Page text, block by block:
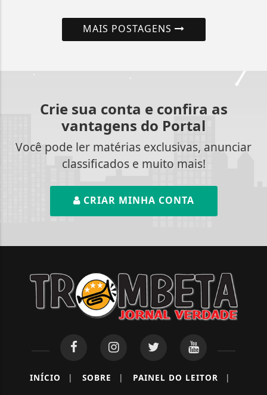
MAIS POSTAGENS
Crie sua conta e confira as
vantagens do Portal
Você pode ler matérias exclusivas, anunciar
classificados e muito mais!
CRIAR MINHA CONTA
INÍCIO | SOBRE | PAINEL DO LEITOR |